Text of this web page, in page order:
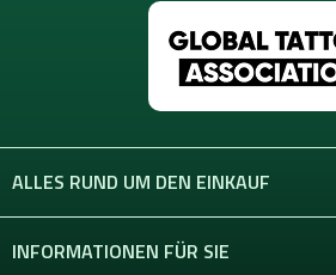
ALLES RUND UM DEN EINKAUF
INFORMATIONEN FÜR SIE